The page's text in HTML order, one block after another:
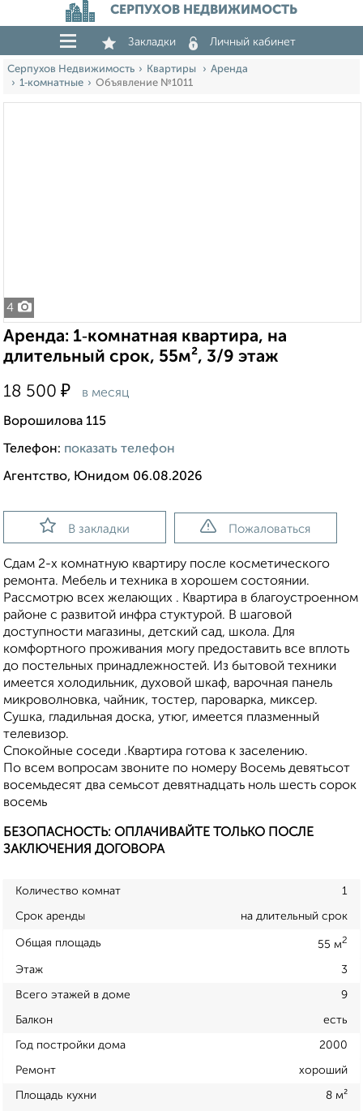
СЕРПУХОВ НЕДВИЖИМОСТЬ
Закладки Личный кабинет
Серпухов Недвижимость Квартиры
Аренда
1‑комнатные
Объявление №1011
4
Аренда: 1‑комнатная квартира, на
длительный срок, 55м², 3/9 этаж
18 500 ₽ в месяц
Ворошилова 115
Телефон: показать телефон
Агентство, Юнидом 06.08.2026
В закладки Пожаловаться
Сдам 2-х комнатную квартиру после косметического
ремонта. Мебель и техника в хорошем состоянии.
Рассмотрю всех желающих . Квартира в благоустроенном
районе с развитой инфра стуктурой. В шаговой
доступности магазины, детский сад, школа. Для
комфортного проживания могу предоставить все вплоть
до постельных принадлежностей. Из бытовой техники
имеется холодильник, духовой шкаф, варочная панель
микроволновка, чайник, тостер, пароварка, миксер.
Сушка, гладильная доска, утюг, имеется плазменный
телевизор.
Спокойные соседи .Квартира готова к заселению.
По всем вопросам звоните по номеру Восемь девятьсот
восемьдесят два семьсот девятнадцать ноль шесть сорок
восемь
БЕЗОПАСНОСТЬ: ОПЛАЧИВАЙТЕ ТОЛЬКО ПОСЛЕ
ЗАКЛЮЧЕНИЯ ДОГОВОРА
Количество комнат 1
Срок аренды на длительный срок
Общая площадь 55 м2
Этаж 3
Всего этажей в доме 9
Балкон есть
Год постройки дома 2000
Ремонт хороший
Площадь кухни 8 м²